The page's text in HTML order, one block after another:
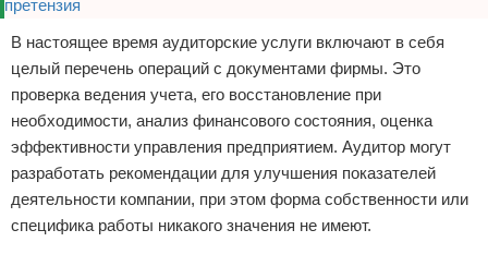
В настоящее время аудиторские услуги включают в себя
целый перечень операций с документами фирмы. Это
проверка ведения учета, его восстановление при
необходимости, анализ финансового состояния, оценка
эффективности управления предприятием. Аудитор могут
разработать рекомендации для улучшения показателей
деятельности компании, при этом форма собственности или
специфика работы никакого значения не имеют.